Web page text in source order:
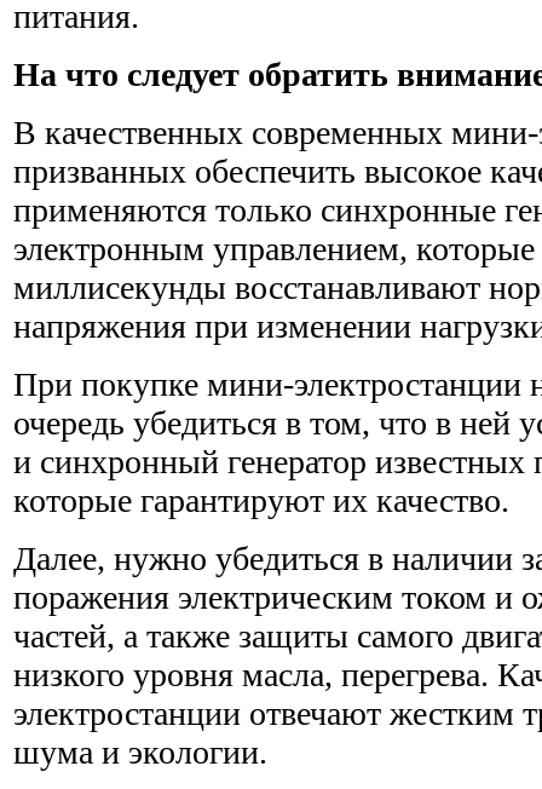
питания.
На что следует обратить
В качественных современных мини-
призванных обеспечить высокое
применяются только синхронные
электронным управлением, которые
миллисекунды восстанавливают
напряжения при изменении
При покупке мини-электростанции
очередь убедиться в том, что в ней
и синхронный генератор известных
которые гарантируют их качество.
Далее, нужно убедиться в наличии
поражения электрическим током и
частей, а также защиты самого
низкого уровня масла, перегрева.
электростанции отвечают жестким
шума и экологии.